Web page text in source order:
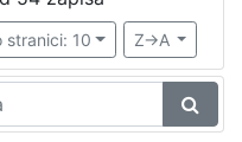
stranici: 10 Z->A